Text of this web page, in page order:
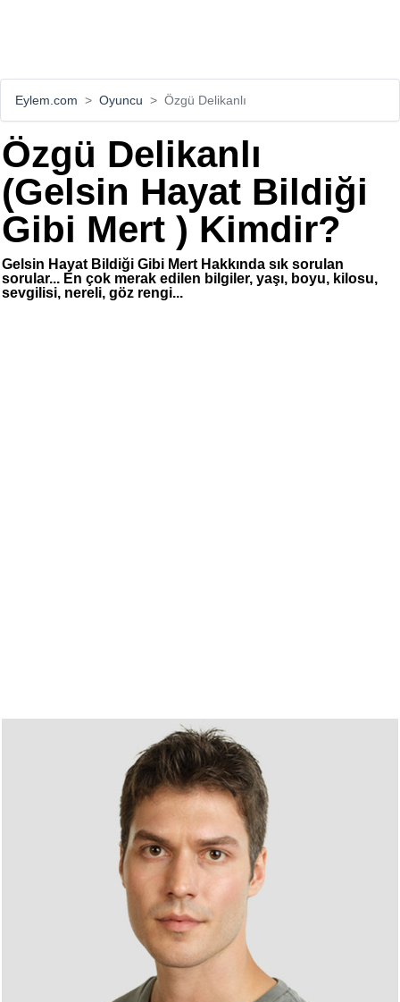
Eylem.com Oyuncu Özgü Delikanlı
Özgü Delikanlı
(Gelsin Hayat Bildiği
Gibi Mert ) Kimdir?
Gelsin Hayat Bildiği Gibi Mert Hakkında sık sorulan
sorular... En çok merak edilen bilgiler, yaşı, boyu, kilosu,
sevgilisi, nereli, göz rengi...